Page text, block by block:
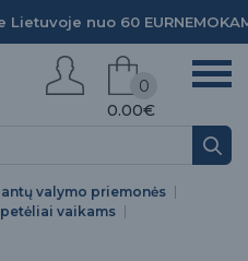
Lietuvoje nuo 60 EUR
0.00€
0
valymo priemonės
vaikams